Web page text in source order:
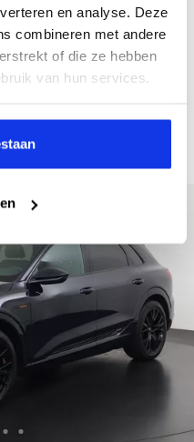
en analyse. Deze
combineren met andere
of die ze hebben
van hun services.
Elektrisch
elektrisch glazen panorama-dak
lease
p.m.